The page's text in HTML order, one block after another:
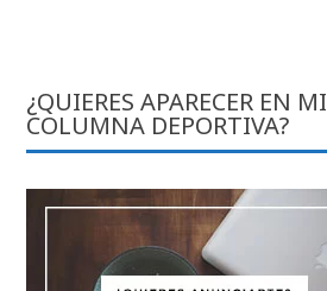
¿QUIERES APARECER EN MI
COLUMNA DEPORTIVA?